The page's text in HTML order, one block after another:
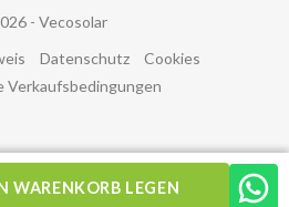
WARENKORB LEGEN
- Vecosolar
Datenschutz
Cookies
Verkaufsbedingungen